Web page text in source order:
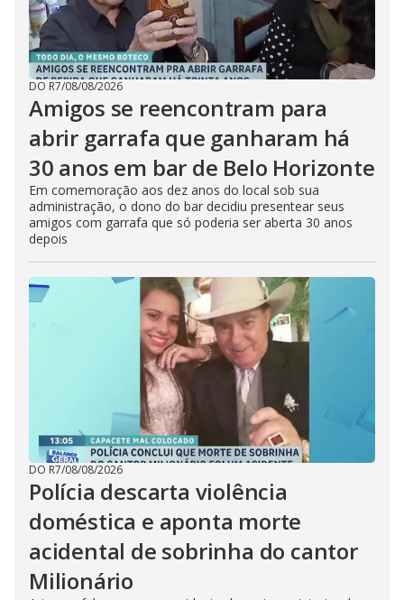
DO R7/08/08/2026
Amigos se reencontram para
abrir garrafa que ganharam há
30 anos em bar de Belo Horizonte
Em comemoração aos dez anos do local sob sua
administração, o dono do bar decidiu presentear seus
amigos com garrafa que só poderia ser aberta 30 anos
depois
DO R7/08/08/2026
Polícia descarta violência
doméstica e aponta morte
acidental de sobrinha do cantor
Milionário